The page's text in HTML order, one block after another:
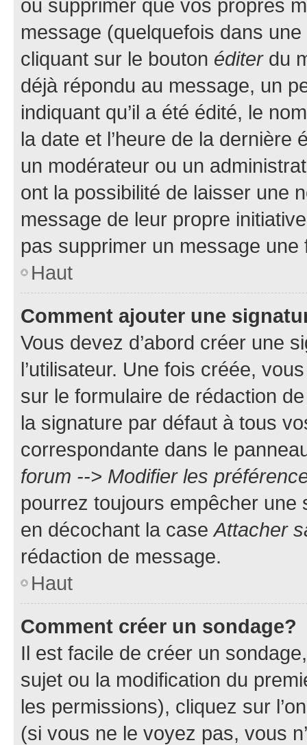
ou supprimer que vos propres
message (quelquefois dans
cliquant sur le bouton éditerdu
déjà répondu au message, un
indiquant qu’il a été édité, le
la date et l’heure de la dernière
un modérateur ou un
ont la possibilité de laisser une
message de leur propre
pas supprimer un message une
Haut
Comment ajouter une
Vous devez d’abord créer une
l’utilisateur. Une fois créée,
sur le formulaire de rédaction
la signature par défaut à tous
correspondante dans le
forum --> Modifier les
pourrez toujours empêcher une
en décochant la caseAttacher
rédaction de message.
Haut
Comment créer un sondage?
Il est facile de créer un
sujet ou la modification du
les permissions), cliquez sur
(si vous ne le voyez pas, vous